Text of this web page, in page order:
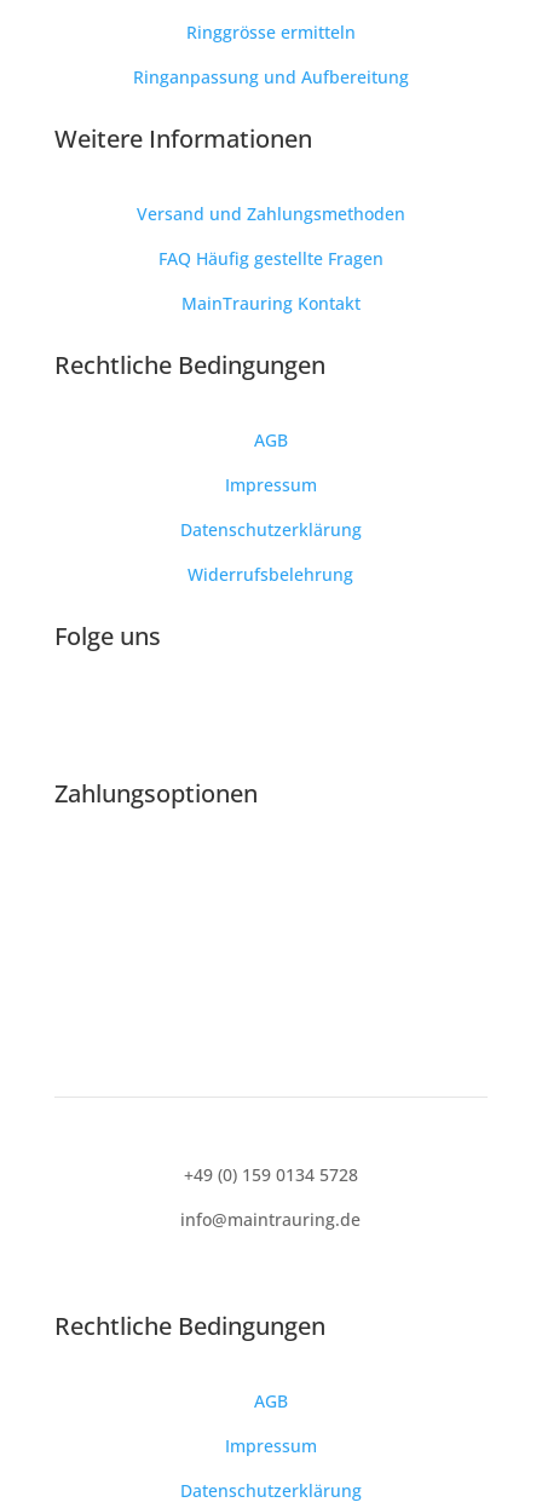
Ringgrösse ermitteln
Ringanpassung und Aufbereitung
Weitere Informationen
Versand und Zahlungsmethoden
FAQ Häufig gestellte Fragen
MainTrauring Kontakt
Rechtliche Bedingungen
AGB
Impressum
Datenschutzerklärung
Widerrufsbelehrung
Folge uns
Zahlungsoptionen
+49 (0) 159 0134 5728
info@maintrauring.de
Rechtliche Bedingungen
AGB
Impressum
Datenschutzerklärung